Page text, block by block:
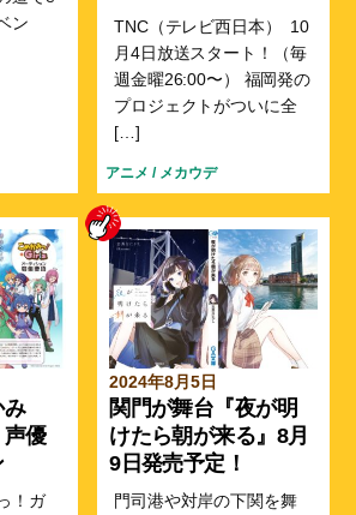
ン
TNC（テレビ西日本） 10
月4日放送スタート！（毎
週金曜26:00〜） 福岡発の
プロジェクトがついに全
[…]
アニメ / メカウデ
み
声優
！ガ
2024年8月5日
関門が舞台『夜が明
けたら朝が来る』8月
9日発売予定！
門司港や対岸の下関を舞